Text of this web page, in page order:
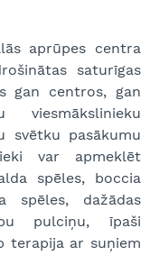
aprūpes centra
saturīgas
gan centros, gan
svētku pasākumu
var apmeklēt
spēles, boccia
spēles, dažādas
pulciņu, īpaši
terapija ar suņiem